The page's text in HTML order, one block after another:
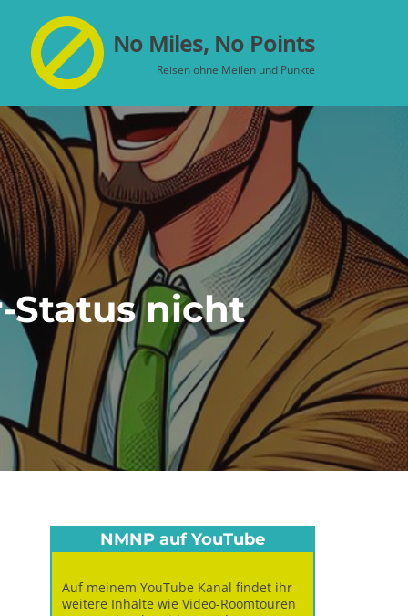
No Miles, No Points
Reisen ohne Meilen und Punkte
Status nicht
NMNP auf YouTube
Auf meinem YouTube Kanal findet ihr
weitere Inhalte wie Video-Roomtouren